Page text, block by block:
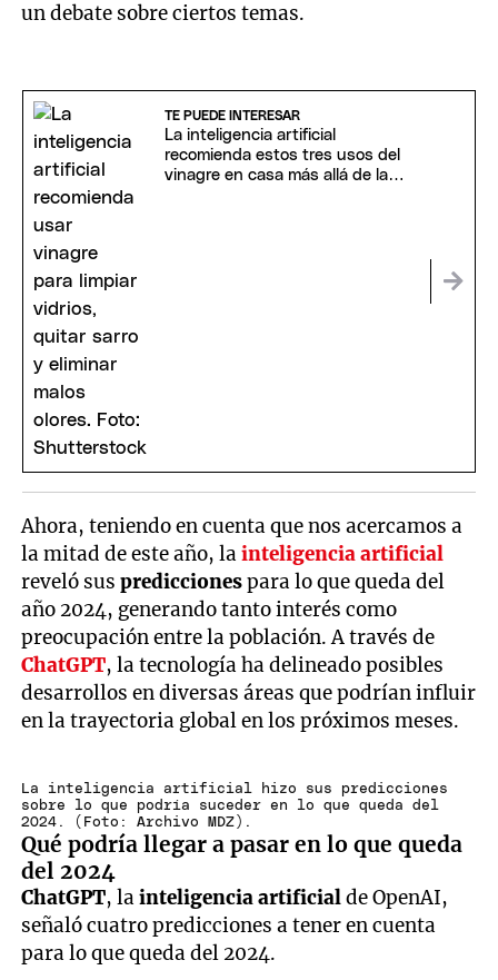
un debate sobre ciertos temas.
TE PUEDE INTERESAR
La inteligencia artificial
recomienda estos tres usos del
vinagre en casa más allá de la
Ahora, teniendo en cuenta que nos acercamos a
la mitad de este año, lainteligencia artificial
reveló susprediccionespara lo que queda del
año 2024, generando tanto interés como
preocupación entre la población. A través de
ChatGPT, la tecnología ha delineado posibles
desarrollos en diversas áreas que podrían influir
en la trayectoria global en los próximos meses.
La inteligencia artificial hizo sus predicciones
sobre lo que podría suceder en lo que queda del
2024. (Foto: Archivo MDZ).
Qué podría llegar a pasar en lo que queda
del 2024
ChatGPT, lainteligencia artificialde OpenAI,
señaló cuatro predicciones a tener en cuenta
para lo que queda del 2024.